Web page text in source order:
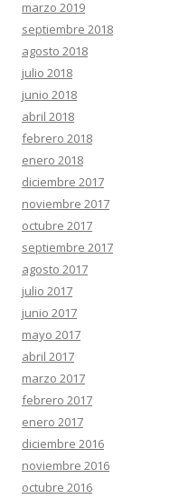
marzo 2019
septiembre 2018
agosto 2018
julio 2018
junio 2018
abril 2018
febrero 2018
enero 2018
diciembre 2017
noviembre 2017
octubre 2017
septiembre 2017
agosto 2017
julio 2017
junio 2017
mayo 2017
abril 2017
marzo 2017
febrero 2017
enero 2017
diciembre 2016
noviembre 2016
octubre 2016